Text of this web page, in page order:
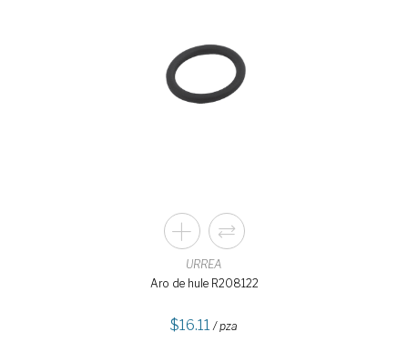
URREA
Aro de hule R208122
16.11 / pza